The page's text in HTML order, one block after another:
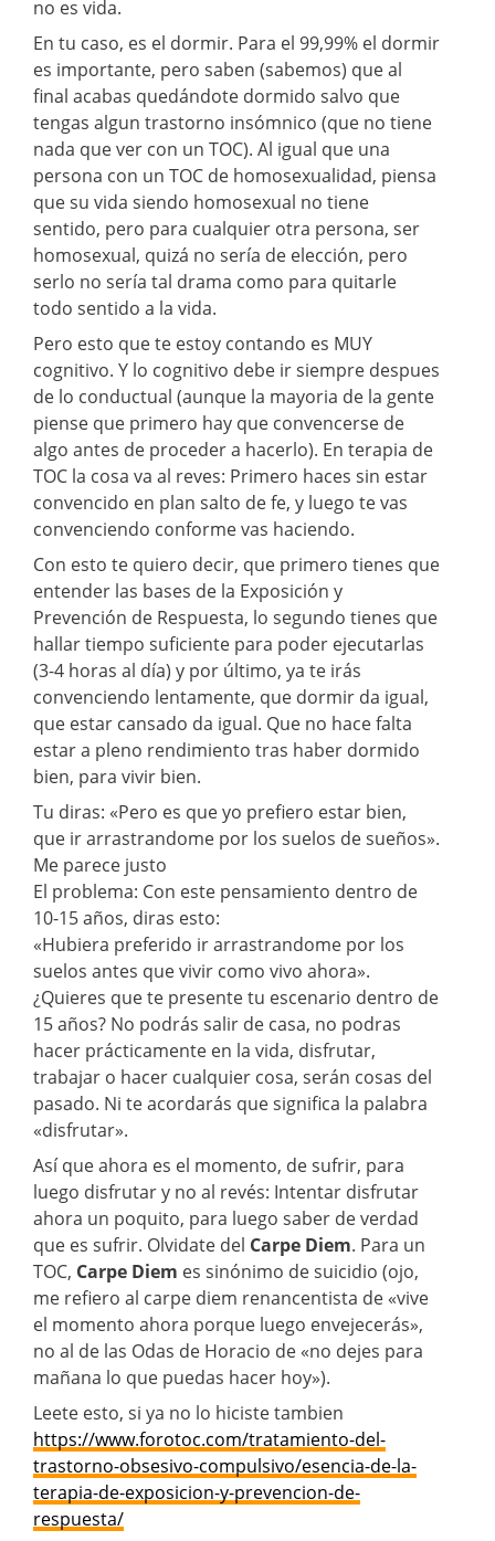
no es vida.
En tu caso, es el dormir. Para el 99,99% el dormir
es importante, pero saben (sabemos) que al
final acabas quedándote dormido salvo que
tengas algun trastorno insómnico (que no tiene
nada que ver con un TOC). Al igual que una
persona con un TOC de homosexualidad, piensa
que su vida siendo homosexual no tiene
sentido, pero para cualquier otra persona, ser
homosexual, quizá no sería de elección, pero
serlo no sería tal drama como para quitarle
todo sentido a la vida.
Pero esto que te estoy contando es MUY
cognitivo. Y lo cognitivo debe ir siempre despues
de lo conductual (aunque la mayoria de la gente
piense que primero hay que convencerse de
algo antes de proceder a hacerlo). En terapia de
TOC la cosa va al reves: Primero haces sin estar
convencido en plan salto de fe, y luego te vas
convenciendo conforme vas haciendo.
Con esto te quiero decir, que primero tienes que
entender las bases de la Exposición y
Prevención de Respuesta, lo segundo tienes que
hallar tiempo suficiente para poder ejecutarlas
(3-4 horas al día) y por último, ya te irás
convenciendo lentamente, que dormir da igual,
que estar cansado da igual. Que no hace falta
estar a pleno rendimiento tras haber dormido
bien, para vivir bien.
Tu diras: «Pero es que yo prefiero estar bien,
que ir arrastrandome por los suelos de sueños».
Me parece justo
El problema: Con este pensamiento dentro de
10-15 años, diras esto:
«Hubiera preferido ir arrastrandome por los
suelos antes que vivir como vivo ahora».
¿Quieres que te presente tu escenario dentro de
15 años? No podrás salir de casa, no podras
hacer prácticamente en la vida, disfrutar,
trabajar o hacer cualquier cosa, serán cosas del
pasado. Ni te acordarás que significa la palabra
«disfrutar».
Así que ahora es el momento, de sufrir, para
luego disfrutar y no al revés: Intentar disfrutar
ahora un poquito, para luego saber de verdad
que es sufrir. Olvidate del Carpe Diem. Para un
TOC, Carpe Diem es sinónimo de suicidio (ojo,
me refiero al carpe diem renancentista de «vive
el momento ahora porque luego envejecerás»,
no al de las Odas de Horacio de «no dejes para
mañana lo que puedas hacer hoy»).
Leete esto, si ya no lo hiciste tambien
https://www.forotoc.com/tratamiento-del-
trastorno-obsesivo-compulsivo/esencia-de-la-
terapia-de-exposicion-y-prevencion-de-
respuesta/